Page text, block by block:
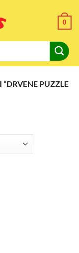
0
PUZZLE